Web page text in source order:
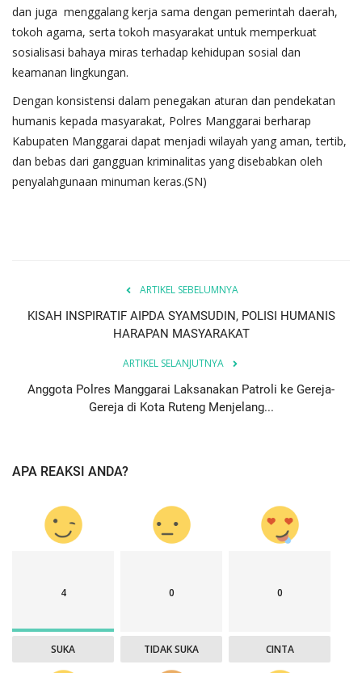
dan juga menggalang kerja sama dengan pemerintah daerah,
tokoh agama, serta tokoh masyarakat untuk memperkuat
sosialisasi bahaya miras terhadap kehidupan sosial dan
keamanan lingkungan.
Dengan konsistensi dalam penegakan aturan dan pendekatan
humanis kepada masyarakat, Polres Manggarai berharap
Kabupaten Manggarai dapat menjadi wilayah yang aman, tertib,
dan bebas dari gangguan kriminalitas yang disebabkan oleh
penyalahgunaan minuman keras.(SN)
ARTIKEL SEBELUMNYA
KISAH INSPIRATIF AIPDA SYAMSUDIN, POLISI HUMANIS
HARAPAN MASYARAKAT
ARTIKEL SELANJUTNYA
Anggota Polres Manggarai Laksanakan Patroli ke Gereja-
Gereja di Kota Ruteng Menjelang...
APA REAKSI ANDA?
4
SUKA
0
TIDAK SUKA
0
CINTA